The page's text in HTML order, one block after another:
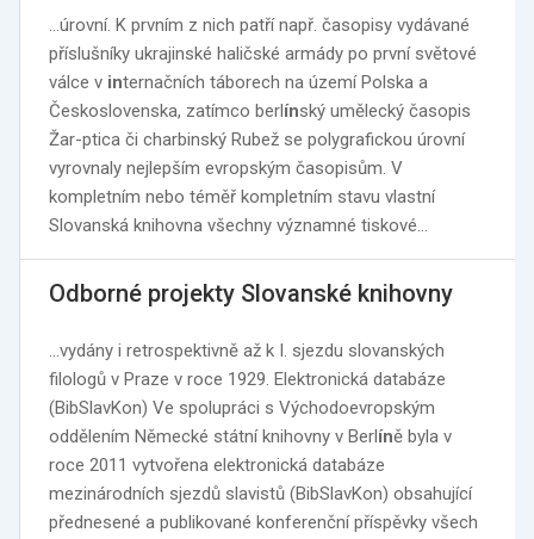
…úrovní. K prvním z nich patří např. časopisy vydávané
příslušníky ukrajinské haličské armády po první světové
válce v internačních táborech na území Polska a
Československa, zatímco berlínský umělecký časopis
Žar-ptica či charbinský Rubež se polygrafickou úrovní
vyrovnaly nejlepším evropským časopisům. V
kompletním nebo téměř kompletním stavu vlastní
Slovanská knihovna všechny významné tiskové…
Odborné projekty Slovanské knihovny
…vydány i retrospektivně až k I. sjezdu slovanských
filologů v Praze v roce 1929. Elektronická databáze
(BibSlavKon) Ve spolupráci s Východoevropským
oddělením Německé státní knihovny v Berlíně byla v
roce 2011 vytvořena elektronická databáze
mezinárodních sjezdů slavistů (BibSlavKon) obsahující
přednesené a publikované konferenční příspěvky všech